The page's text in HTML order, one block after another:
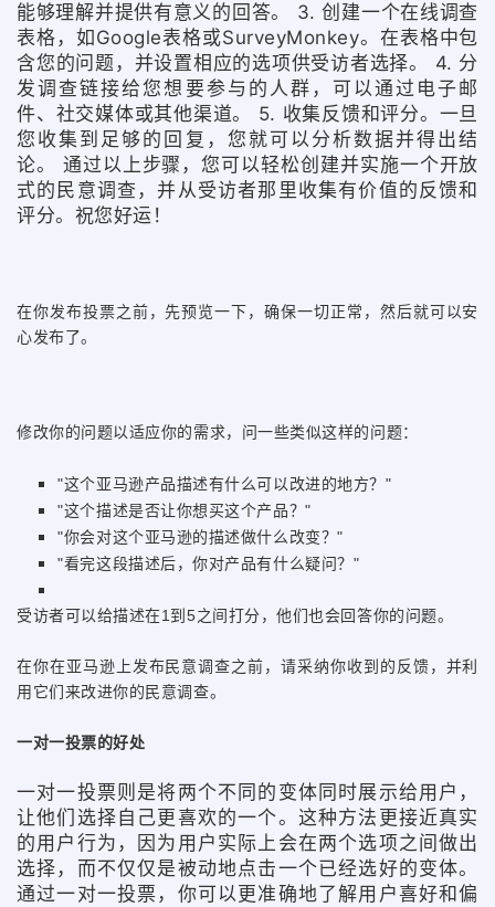
能够理解并提供有意义的回答。 3. 创建一个在线调查
表格，如Google表格或SurveyMonkey。在表格中包
含您的问题，并设置相应的选项供受访者选择。 4. 分
发调查链接给您想要参与的人群，可以通过电子邮
件、社交媒体或其他渠道。 5. 收集反馈和评分。一旦
您收集到足够的回复，您就可以分析数据并得出结
论。 通过以上步骤，您可以轻松创建并实施一个开放
式的民意调查，并从受访者那里收集有价值的反馈和
评分。祝您好运！
在你发布投票之前，先预览一下，确保一切正常，然后就可以安
心发布了。
修改你的问题以适应你的需求，问一些类似这样的问题：
"这个亚马逊产品描述有什么可以改进的地方？"
"这个描述是否让你想买这个产品？"
"你会对这个亚马逊的描述做什么改变？"
"看完这段描述后，你对产品有什么疑问？"
受访者可以给描述在1到5之间打分，他们也会回答你的问题。
在你在亚马逊上发布民意调查之前，请采纳你收到的反馈，并利
用它们来改进你的民意调查。
一对一投票的好处
一对一投票则是将两个不同的变体同时展示给用户，
让他们选择自己更喜欢的一个。这种方法更接近真实
的用户行为，因为用户实际上会在两个选项之间做出
选择，而不仅仅是被动地点击一个已经选好的变体。
通过一对一投票，你可以更准确地了解用户喜好和偏